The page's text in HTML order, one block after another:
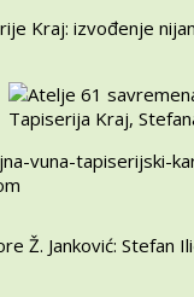
Kraj: izvođenje
Tapiserija Kraj,
Ž. Janković: